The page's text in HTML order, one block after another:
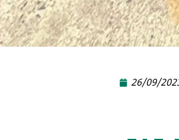
26/09/